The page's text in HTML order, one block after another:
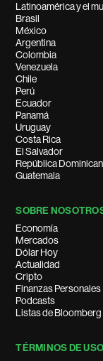
Latinoamérica y el
Brasil
México
Argentina
Colombia
Venezuela
Chile
Perú
Ecuador
Panamá
Uruguay
Costa Rica
El Salvador
República
Guatemala
SOBRE
Economía
Mercados
Dólar Hoy
Actualidad
Cripto
Finanzas Personales
Podcasts
Listas de Bloomberg
TÉRMINOS DE USO